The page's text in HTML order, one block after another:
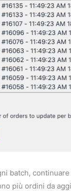
batch,
più ordini da